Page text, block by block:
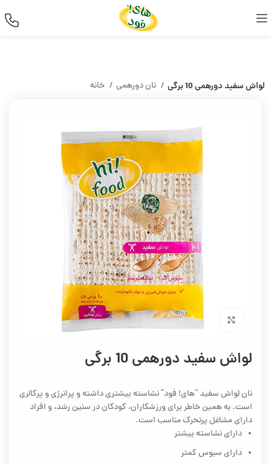
خانه نان دورهمی لواش سفید دورهمی 10 برگی
برای بزرگنمایی کلیک کنید
لواش سفید دورهمی 10 برگی
نان لواش سفید “های! فود” نشاسته بیشتری داشته و پرانرژی و پرکالری
است. به همین خاطر برای ورزشکاران، کودکان در سنین رشد، و افراد
دارای مشاغل پرتحرک مناسب است.
دارای نشاسته بیشتر
دارای سبوس کمتر